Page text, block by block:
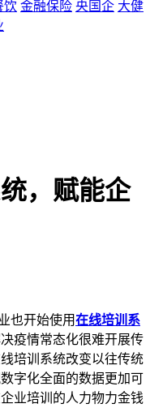
饮 金融保险 央国企 大健
，赋能企
也开始使用在线培训系
疫情常态化很难开展传
培训系统改变以往传统
字化全面的数据更加可
业培训的人力物力金钱